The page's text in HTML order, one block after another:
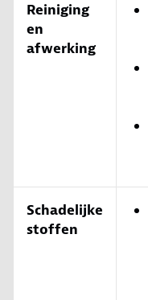
Reiniging
en
afwerking
Schadelijke
stoffen